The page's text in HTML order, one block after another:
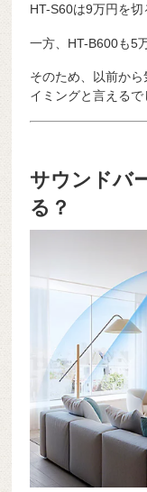
HT-S60は9万円を切
一方、HT-B600も5
そのため、以前か
イミングと言えるで
サウンドバ
る？